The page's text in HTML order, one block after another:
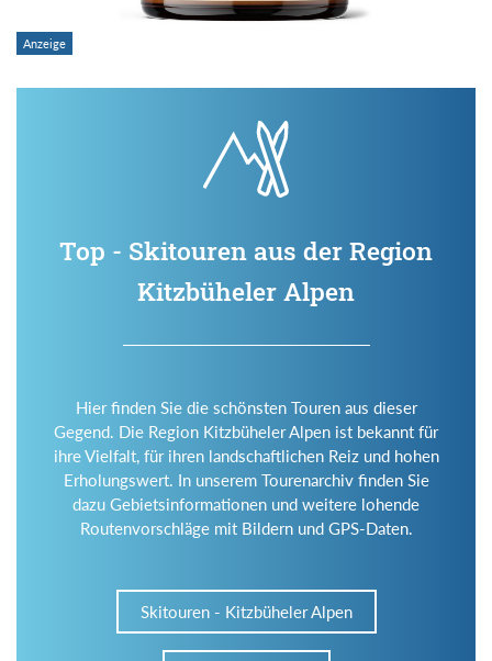
Top - Skitouren aus der Region
Kitzbüheler Alpen
Hier finden Sie die schönsten Touren aus dieser
Gegend. Die Region Kitzbüheler Alpen ist bekannt für
ihre Vielfalt, für ihren landschaftlichen Reiz und hohen
Erholungswert. In unserem Tourenarchiv finden Sie
dazu Gebietsinformationen und weitere lohende
Routenvorschläge mit Bildern und GPS-Daten.
Skitouren - Kitzbüheler Alpen